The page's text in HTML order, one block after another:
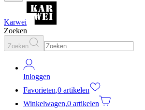
Karwei
Zoeken
Zoeken
Inloggen
Favorieten,0 artikelen
Winkelwagen,0 artikelen